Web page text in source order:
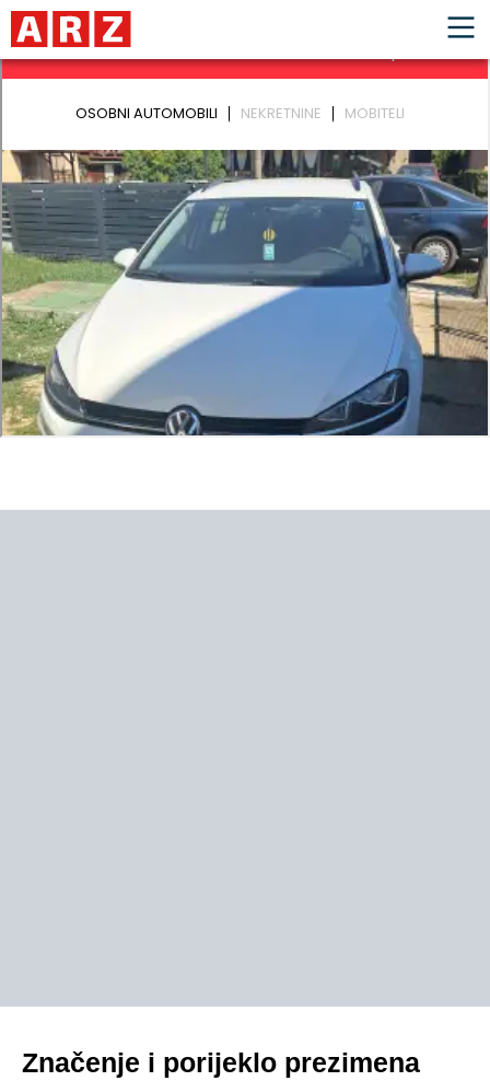
Značenje i porijeklo prezimena